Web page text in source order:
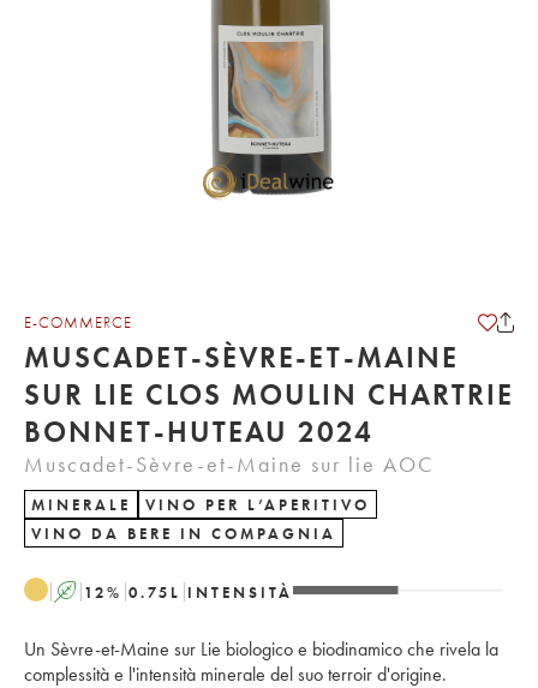
E-COMMERCE
MUSCADET-SÈVRE-ET-MAINE
SUR LIE CLOS MOULIN CHARTRIE
BONNET-HUTEAU 2024
Muscadet-Sèvre-et-Maine sur lie AOC
MINERALE
VINO PER L’APERITIVO
VINO DA BERE IN COMPAGNIA
A 12% 0.75 L INTENSITÀ
Un Sèvre-et-Maine sur Lie biologico e biodinamico che rivela la
complessità e l'intensità minerale del suo terroir d'origine.